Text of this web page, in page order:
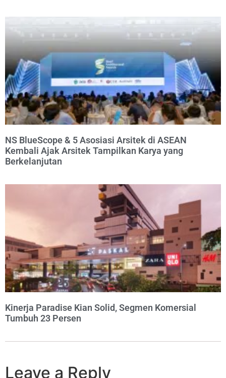
NS BlueScope & 5 Asosiasi Arsitek di ASEAN
Kembali Ajak Arsitek Tampilkan Karya yang
Berkelanjutan
Kinerja Paradise Kian Solid, Segmen Komersial
Tumbuh 23 Persen
Leave a Reply